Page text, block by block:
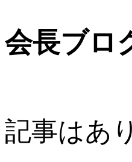
会長ブロ
記事はあ